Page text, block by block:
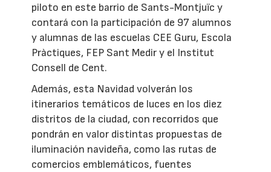
piloto en este barrio de Sants-Montjuïc y
contará con la participación de 97 alumnos
y alumnas de las escuelas CEE Guru, Escola
Pràctiques, FEP Sant Medir y el Institut
Consell de Cent.
Además, esta Navidad volverán los
itinerarios temáticos de luces en los diez
distritos de la ciudad, con recorridos que
pondrán en valor distintas propuestas de
iluminación navideña, como las rutas de
comercios emblemáticos, fuentes